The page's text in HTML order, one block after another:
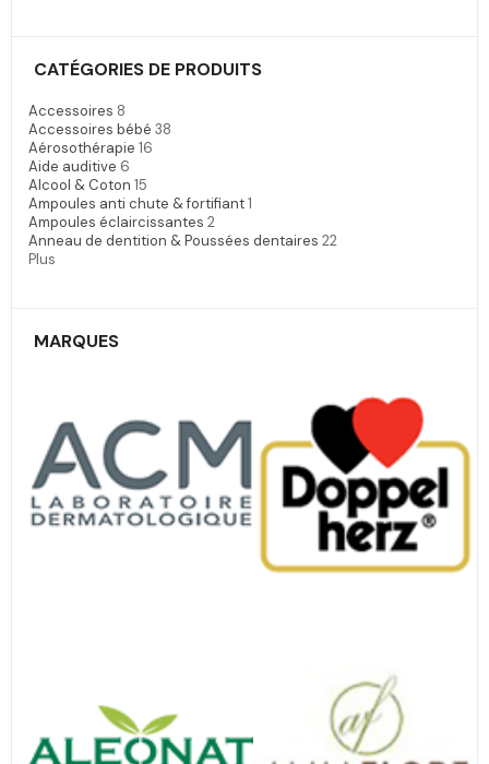
CATÉGORIES DE PRODUITS
Accessoires 8
Accessoires bébé 38
Aérosothérapie 16
Aide auditive 6
Alcool & Coton 15
Ampoules anti chute & fortifiant1
Ampoules éclaircissantes 2
Anneau de dentition & Poussées dentaires 22
Plus
MARQUES